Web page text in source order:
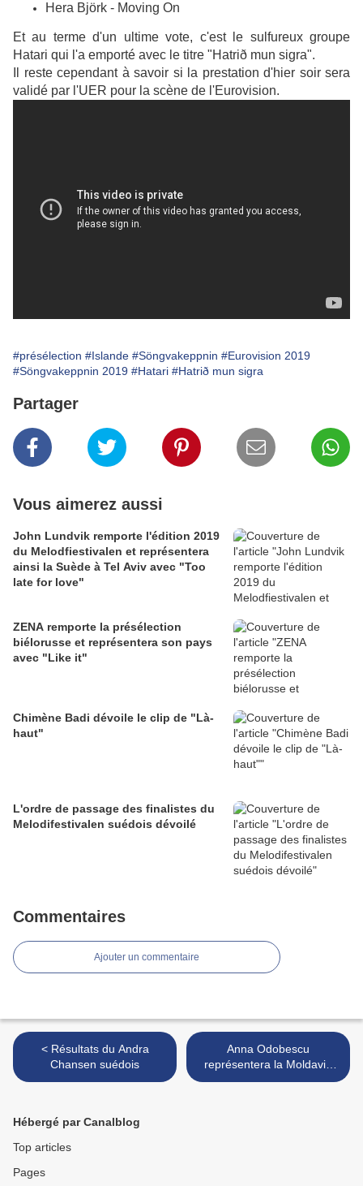
Hera Björk - Moving On
Et au terme d'un ultime vote, c'est le sulfureux groupe
Hatari qui l'a emporté avec le titre "Hatrið mun sigra".
Il reste cependant à savoir si la prestation d'hier soir sera
validé par l'UER pour la scène de l'Eurovision.
#présélection #Islande #Söngvakeppnin #Eurovision 2019
#Söngvakeppnin 2019 #Hatari #Hatrið mun sigra
Partager
Vous aimerez aussi
John Lundvik remporte l'édition 2019
du Melodfiestivalen et représentera
ainsi la Suède à Tel Aviv avec "Too
late for love"
ZENA remporte la présélection
biélorusse et représentera son pays
avec "Like it"
Chimène Badi dévoile le clip de "Là-
haut"
L'ordre de passage des finalistes du
Melodifestivalen suédois dévoilé
Commentaires
Ajouter un commentaire
< Résultats du Andra
Chansen suédois
Anna Odobescu
représentera la Moldavie
avec "Stay" >
Hébergé par Canalblog
Top articles
Pages